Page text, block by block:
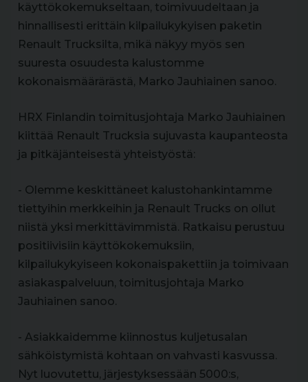
käyttökokemukseltaan, toimivuudeltaan ja
hinnallisesti erittäin kilpailukykyisen paketin
Renault Trucksilta, mikä näkyy myös sen
suuresta osuudesta kalustomme
kokonaismäärärästä, Marko Jauhiainen sanoo.
HRX Finlandin toimitusjohtaja Marko Jauhiainen
kiittää Renault Trucksia sujuvasta kaupanteosta
ja pitkäjänteisestä yhteistyöstä:
- Olemme keskittäneet kalustohankintamme
tiettyihin merkkeihin ja Renault Trucks on ollut
niistä yksi merkittävimmistä. Ratkaisu perustuu
positiivisiin käyttökokemuksiin,
kilpailukykyiseen kokonaispakettiin ja toimivaan
asiakaspalveluun, toimitusjohtaja Marko
Jauhiainen sanoo.
- Asiakkaidemme kiinnostus kuljetusalan
sähköistymistä kohtaan on vahvasti kasvussa.
Nyt luovutettu, järjestyksessään 5000:s,